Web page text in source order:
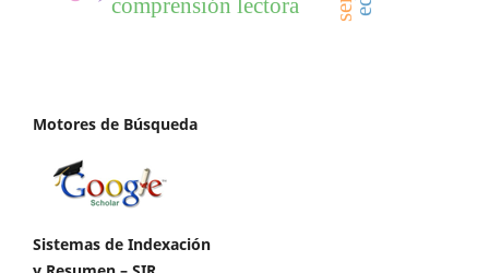
comprensión lectora
Motores de Búsqueda
Sistemas de Indexación